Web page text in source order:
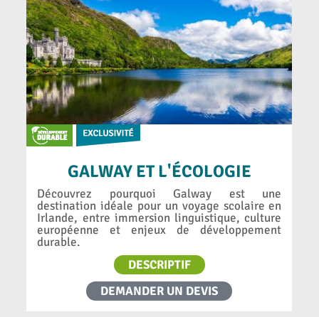
GALWAY ET L'ÉCOLOGIE
Découvrez pourquoi Galway est une
destination idéale pour un voyage scolaire en
Irlande, entre immersion linguistique, culture
européenne et enjeux de développement
durable.
DESCRIPTIF
DEMANDER UN DEVIS